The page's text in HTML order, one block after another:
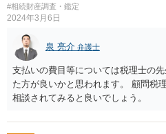
いた方が良い事と書かない方が良い
立ての趣旨」のところに書いている
ば、まずそれを書くとよいです。 次
なぜ調停を申し立てたのか(例えば、
決裂した、など)や亡くなった方・あ
きさつなどが書かれていると思うの
うと感じるところは、どのように違
の他、お姉さんの申立書には書かれ
#相続財産調査・鑑定
2024年3月6日
泉 亮介 弁護士
支払いの費目等については税理士の
た方が良いかと思われます。 顧問税
相談されてみると良いでしょう。